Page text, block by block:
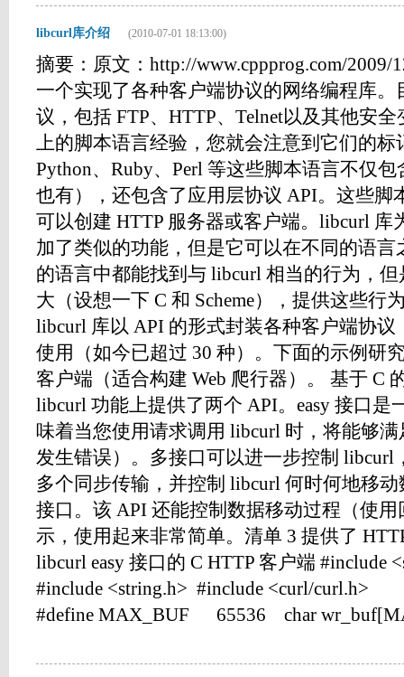
libcurl库介绍 (2010-07-01 18:13:00)
摘要：原文：http://www.cppprog.com/2009/
一个实现了各种客户端协议的网络编程库
议，包括 FTP、HTTP、Telnet以及其他安
上的脚本语言经验，您就会注意到它们的标
Python、Ruby、Perl 等这些脚本语言不仅
也有），还包含了应用层协议 API。这些脚
可以创建 HTTP 服务器或客户端。libcurl 库
加了类似的功能，但是它可以在不同的语
的语言中都能找到与 libcurl 相当的行为，
大（设想一下 C 和 Scheme），提供这些行
libcurl 库以 API 的形式封装各种客户端协
使用（如今已超过 30 种）。下面的示例研
客户端（适合构建 Web 爬行器）。 基于 C
libcurl 功能上提供了两个 API。easy 接口是
味着当您使用请求调用 libcurl 时，将能够
发生错误）。多接口可以进一步控制 libcurl
多个同步传输，并控制 libcurl 何时何地移动
接口。该 API 还能控制数据移动过程（使
示，使用起来非常简单。清单 3 提供了
libcurl easy 接口的 C HTTP 客户端 #include
#include <string.h> #include <curl/curl.h>
#define MAX_BUF 65536 char